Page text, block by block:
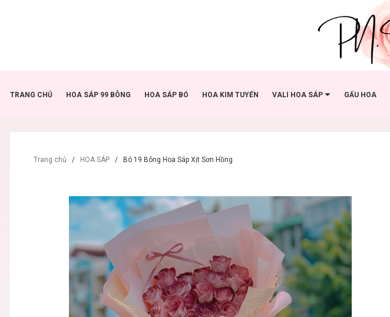
TRANG CHỦ HOA SÁP 99 BÔNG HOA SÁP BÓ HOA KIM TUYẾN VALI HOA SÁP GẤU HOA
Trang chủ / HOA SÁP / Bó 19 Bông Hoa Sáp Xịt Sơn Hồng